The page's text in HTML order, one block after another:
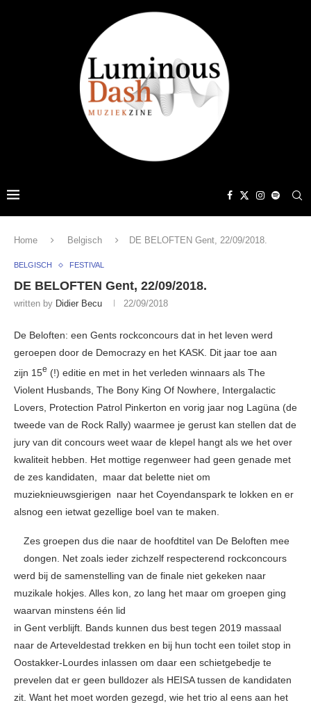
Home Belgisch DE BELOFTEN Gent, 22/09/2018.
BELGISCH FESTIVAL
DE BELOFTEN Gent, 22/09/2018.
written by Didier Becu 22/09/2018
De Beloften: een Gents rockconcours dat in het leven werd
geroepen door de Democrazy en het KASK. Dit jaar toe aan
zijn 15e (!) editie en met in het verleden winnaars als The
Violent Husbands, The Bony King Of Nowhere, Intergalactic
Lovers, Protection Patrol Pinkerton en vorig jaar nog Lagüna (de
tweede van de Rock Rally) waarmee je gerust kan stellen dat de
jury van dit concours weet waar de klepel hangt als we het over
kwaliteit hebben. Het mottige regenweer had geen genade met
de zes kandidaten, maar dat belette niet om
muzieknieuwsgierigen naar het Coyendanspark te lokken en er
alsnog een ietwat gezellige boel van te maken.
Zes groepen dus die naar de hoofdtitel van De Beloften mee
dongen. Net zoals ieder zichzelf respecterend rockconcours
werd bij de samenstelling van de finale niet gekeken naar
muzikale hokjes. Alles kon, zo lang het maar om groepen ging
waarvan minstens één lid
in Gent verblijft. Bands kunnen dus best tegen 2019 massaal
naar de Arteveldestad trekken en bij hun tocht een toilet stop in
Oostakker-Lourdes inlassen om daar een schietgebedje te
prevelen dat er geen bulldozer als HEISA tussen de kandidaten
zit. Want het moet worden gezegd, wie het trio al eens aan het